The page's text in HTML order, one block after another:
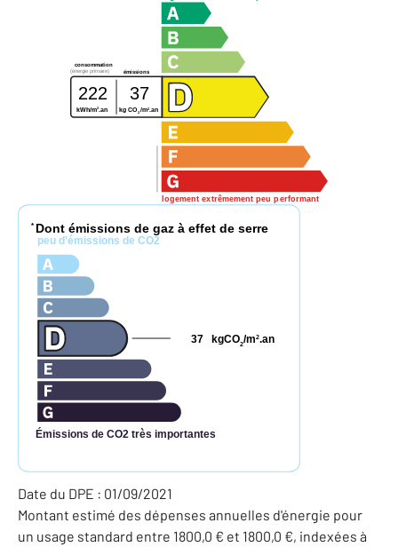
logement extrêmement peu performant
consommation
émissions
(énergie primaire)
222 37
kWh/m2.an kg CO2 /m2 .an
* Dont émissions de gaz à effet de serre
peu d'émissions de CO2
Émissions de CO2 très importantes
kgCO2/m2.an
37
Date du DPE : 01/09/2021
Montant estimé des dépenses annuelles d'énergie pour
un usage standard entre 1800,0 € et 1800,0 €, indexées à